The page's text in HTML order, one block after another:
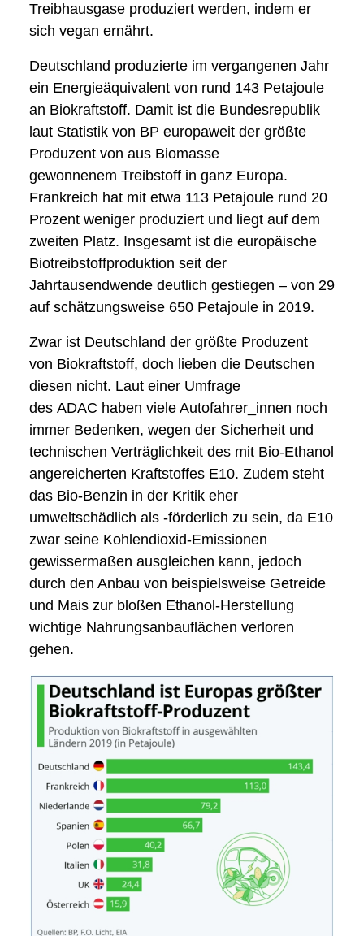
Treibhausgase produziert werden, indem er
sich vegan ernährt.
Deutschland produzierte im vergangenen Jahr
ein Energieäquivalent von rund 143 Petajoule
an Biokraftstoff. Damit ist die Bundesrepublik
laut Statistik von BP europaweit der größte
Produzent von aus Biomasse
gewonnenem Treibstoff in ganz Europa.
Frankreich hat mit etwa 113 Petajoule rund 20
Prozent weniger produziert und liegt auf dem
zweiten Platz. Insgesamt ist die europäische
Biotreibstoffproduktion seit der
Jahrtausendwende deutlich gestiegen – von 29
auf schätzungsweise 650 Petajoule in 2019.
Zwar ist Deutschland der größte Produzent
von Biokraftstoff, doch lieben die Deutschen
diesen nicht. Laut einer Umfrage
des ADAC haben viele Autofahrer_innen noch
immer Bedenken, wegen der Sicherheit und
technischen Verträglichkeit des mit Bio-Ethanol
angereicherten Kraftstoffes E10. Zudem steht
das Bio-Benzin in der Kritik eher
umweltschädlich als -förderlich zu sein, da E10
zwar seine Kohlendioxid-Emissionen
gewissermaßen ausgleichen kann, jedoch
durch den Anbau von beispielsweise Getreide
und Mais zur bloßen Ethanol-Herstellung
wichtige Nahrungsanbauflächen verloren
gehen.